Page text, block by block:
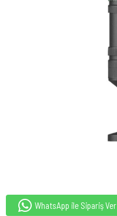
WhatsApp ile Sipariş Ver